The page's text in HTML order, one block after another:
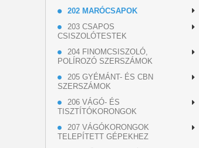
202 MARÓCSAPOK
203 CSAPOS
CSISZOLÓTESTEK
204 FINOMCSISZOLÓ,
POLÍROZÓ SZERSZÁMOK
205 GYÉMÁNT- ÉS CBN
SZERSZÁMOK
206 VÁGÓ- ÉS
TISZTÍTÓKORONGOK
207 VÁGÓKORONGOK
TELEPÍTETT GÉPEKHEZ